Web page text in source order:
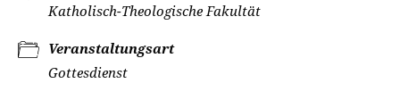
Katholisch-Theologische Fakultät
Veranstaltungsart
Gottesdienst